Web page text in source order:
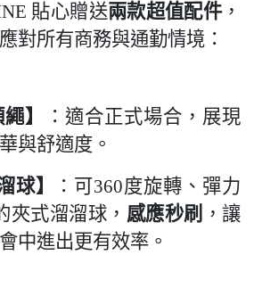
貼心贈送兩款超值配件，
對所有商務與通勤情境：
】
：適合正式場合，展現
與舒適度。
球】
：可360度旋轉、彈力
夾式溜溜球， 感應秒刷 ，讓
中進出更有效率。